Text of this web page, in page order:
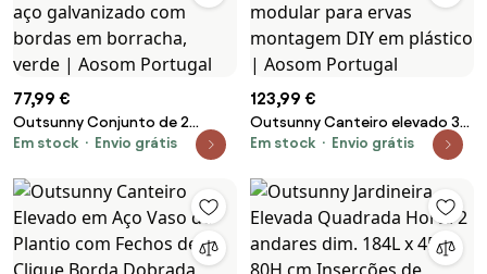
77,99 €
Outsunny Conjunto de 2
canteiros de jardim, 135 x 90 x
galvanizado com bordas em
borracha, verde | Aosom
Em stock Envio grátis
123,99 €
Outsunny Canteiro elevado 3
níveis empilhável com base
ervas montagem DIY em
plástico | Aosom Portugal
Em stock Envio grátis